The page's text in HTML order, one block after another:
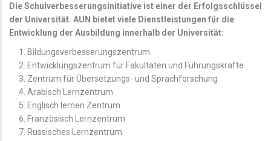
Die Schulverbesserungsinitiative ist einer der Erfolgsschlüssel
der Universität. AUN bietet viele Dienstleistungen für die
Entwicklung der Ausbildung innerhalb der Universität:
Bildungsverbesserungszentrum
Entwicklungszentrum für Fakultäten und Führungskräfte
Zentrum für Übersetzungs- und Sprachforschung
Arabisch Lernzentrum
Englisch lernen Zentrum
Französisch Lernzentrum
Russisches Lernzentrum